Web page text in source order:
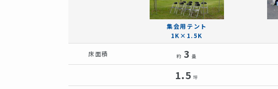
集会用テント
1K×1.5K
床面積 約 3 畳
1.5 坪